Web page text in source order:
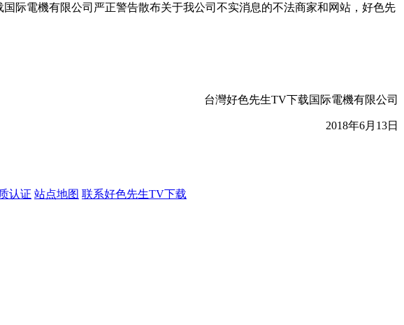
国际電機有限公司严正警告散布关于我公司不实消息的不法商家和网站，好色先
台灣好色先生TV下载国际電機有限公司
2018年6月13日
认证 站点地图 联系好色先生TV下载